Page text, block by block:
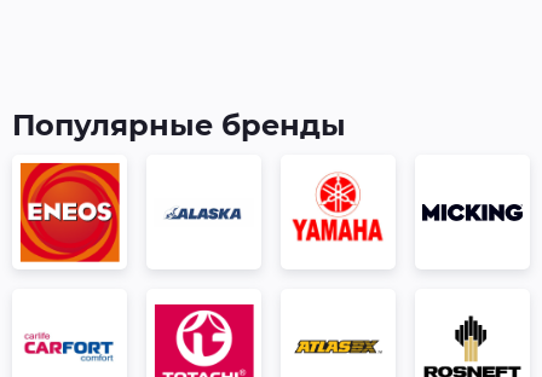
Популярные бренды